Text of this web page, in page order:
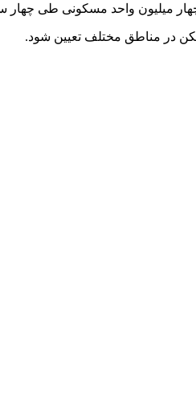
میلیون واحد مسکونی طی چهار
در مناطق مختلف تعیین شود.